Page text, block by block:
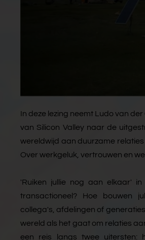
In deze lezing neemt Ludo van
van Silicon Valley naar de
wereldwijd aan duurzame
Over werkgeluk, vertrouwen en
'Ruiken jullie nog aan elkaar'
transactioneel? Hoe bouwen
collega's, afdelingen of
wereld als het gaat om relaties
een reis langs twee uitersten: